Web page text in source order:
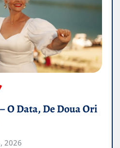
O Data, De Doua Ori
2026